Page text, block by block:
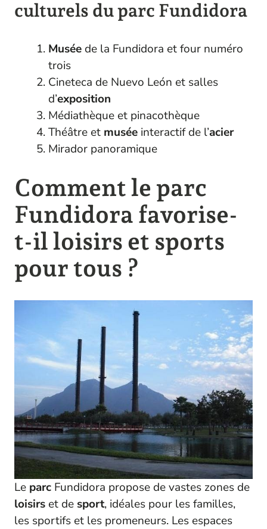
culturels du parc Fundidora
Musée de la Fundidora et four numéro
trois
Cineteca de Nuevo León et salles
d’exposition
Médiathèque et pinacothèque
Théâtre et musée interactif de l’acier
Mirador panoramique
Comment le parc
Fundidora favorise-
t-il loisirs et sports
pour tous ?
Le parc Fundidora propose de vastes zones de
loisirs et de sport, idéales pour les familles,
les sportifs et les promeneurs. Les espaces